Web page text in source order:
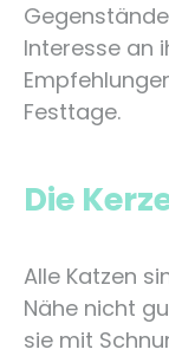
Interesse an
Festtage.
Die
Alle Katzen
Nähe nicht
sie mit